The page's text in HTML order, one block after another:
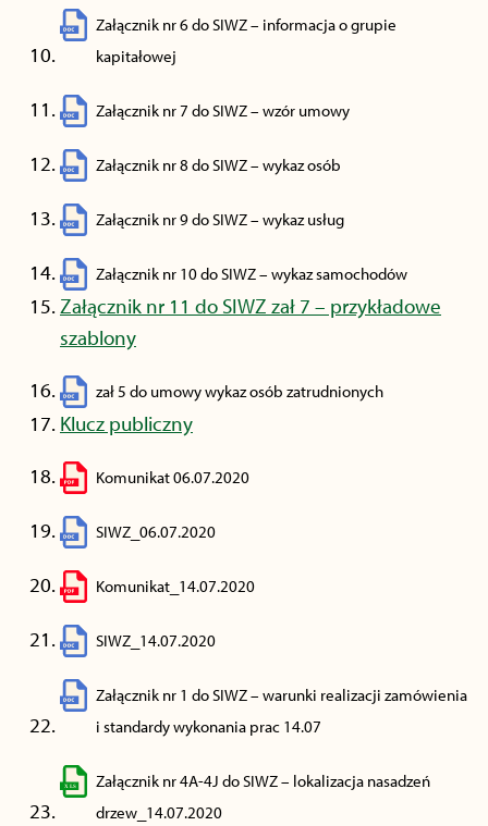
Załącznik nr 6 do SIWZ – informacja o grupie
kapitałowej
Załącznik nr 7 do SIWZ – wzór umowy
Załącznik nr 8 do SIWZ – wykaz osób
Załącznik nr 9 do SIWZ – wykaz usług
Załącznik nr 10 do SIWZ – wykaz samochodów
Załącznik nr 11 do SIWZ zał 7 – przykładowe
szablony
zał 5 do umowy wykaz osób zatrudnionych
Klucz publiczny
Komunikat 06.07.2020
SIWZ_06.07.2020
Komunikat_14.07.2020
SIWZ_14.07.2020
Załącznik nr 1 do SIWZ – warunki realizacji zamówienia
i standardy wykonania prac 14.07
Załącznik nr 4A-4J do SIWZ – lokalizacja nasadzeń
drzew_14.07.2020